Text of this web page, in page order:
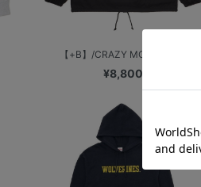
【+B】/CRAZY MONSTER/...
¥8,800